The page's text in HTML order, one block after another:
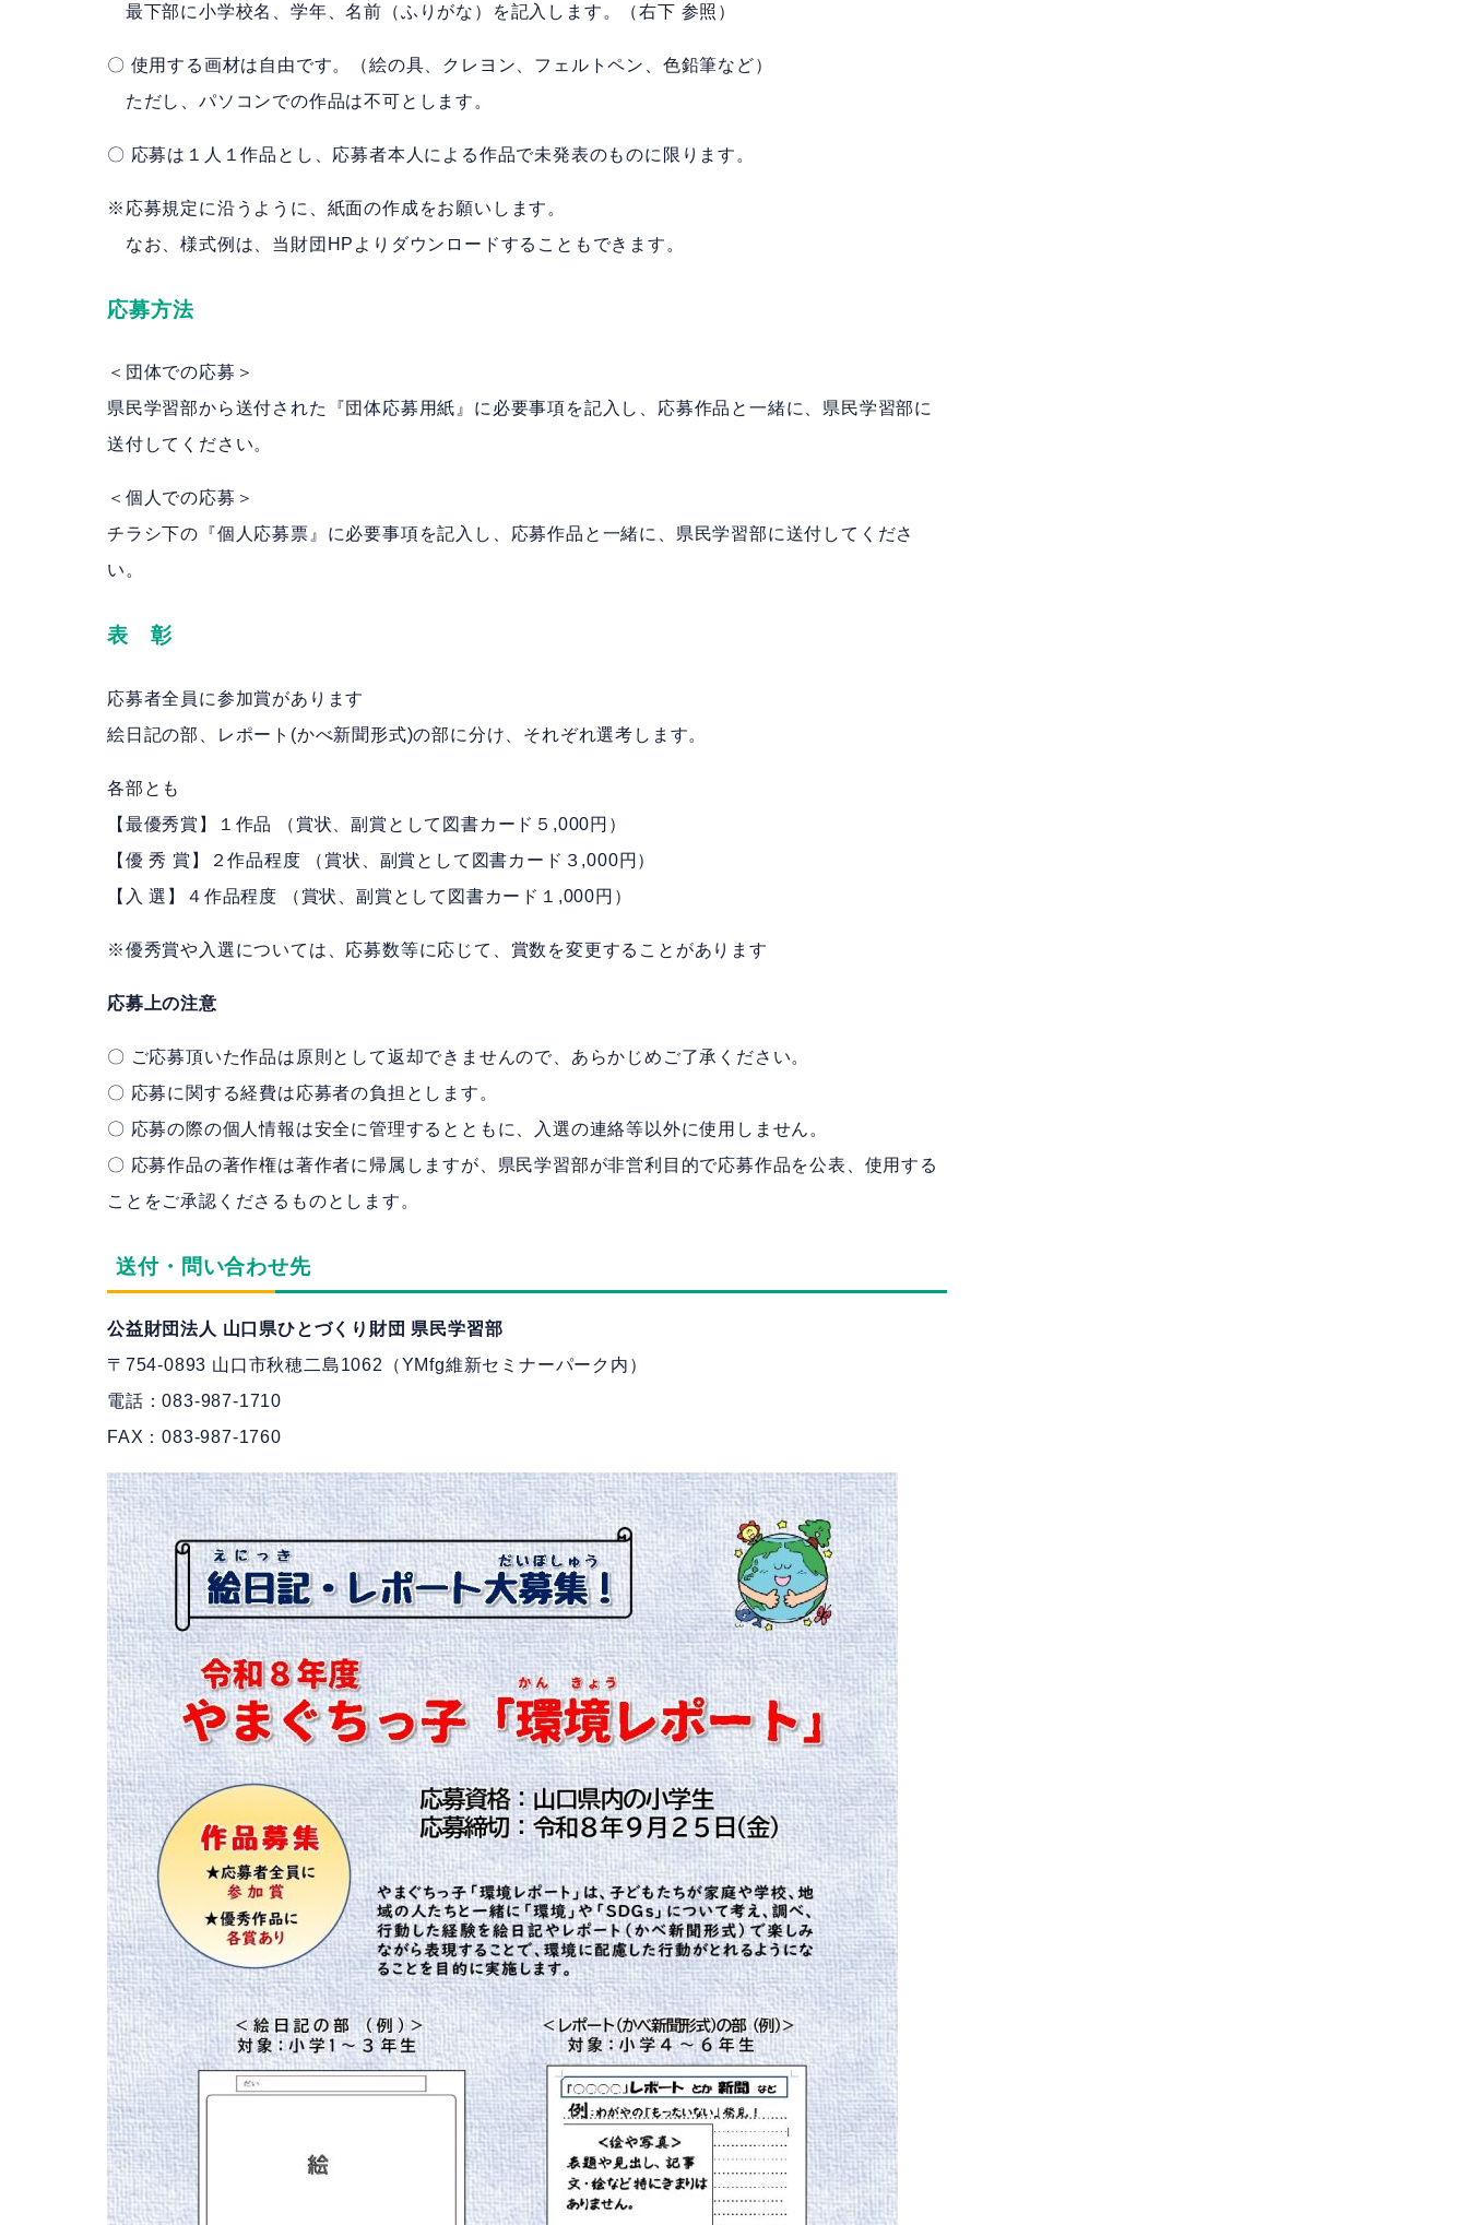
最下部に小学校名、学年、名前（ふりがな）を記入します。（右下 参照）
〇 使用する画材は自由です。（絵の具、クレヨン、フェルトペン、色鉛筆など）
ただし、パソコンでの作品は不可とします。
〇 応募は１人１作品とし、応募者本人による作品で未発表のものに限ります。
※応募規定に沿うように、紙面の作成をお願いします。
なお、様式例は、当財団HPよりダウンロードすることもできます。
応募方法
＜団体での応募＞
県民学習部から送付された『団体応募用紙』に必要事項を記入し、応募作品と一緒に、県民学習部に
送付してください。
＜個人での応募＞
チラシ下の『個人応募票』に必要事項を記入し、応募作品と一緒に、県民学習部に送付してくださ
い。
表 彰
応募者全員に参加賞があります
絵日記の部、レポート(かべ新聞形式)の部に分け、それぞれ選考します。
各部とも
【最優秀賞】１作品 （賞状、副賞として図書カード５,000円）
【優 秀 賞】２作品程度 （賞状、副賞として図書カード３,000円）
【入 選】４作品程度 （賞状、副賞として図書カード１,000円）
※優秀賞や入選については、応募数等に応じて、賞数を変更することがあります
応募上の注意
〇 ご応募頂いた作品は原則として返却できませんので、あらかじめご了承ください。
〇 応募に関する経費は応募者の負担とします。
〇 応募の際の個人情報は安全に管理するとともに、入選の連絡等以外に使用しません。
〇 応募作品の著作権は著作者に帰属しますが、県民学習部が非営利目的で応募作品を公表、使用する
ことをご承認くださるものとします。
送付・問い合わせ先
公益財団法人 山口県ひとづくり財団 県民学習部
〒754-0893 山口市秋穂二島1062（YMfg維新セミナーパーク内）
電話：083-987-1710
FAX：083-987-1760